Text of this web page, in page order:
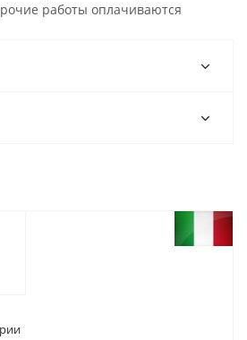
работы оплачиваются